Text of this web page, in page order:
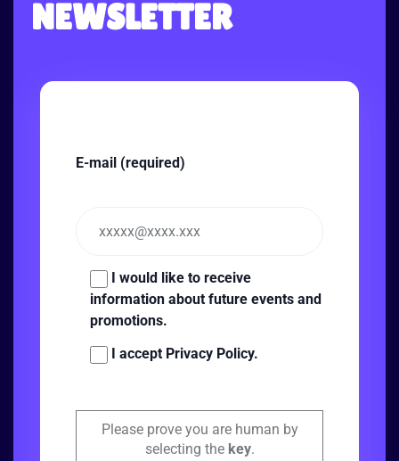
NEWSLETTER
E-mail (required)
I would like to receive
information about future events and
promotions.
I accept Privacy Policy.
Please prove you are human by
selecting thekey.